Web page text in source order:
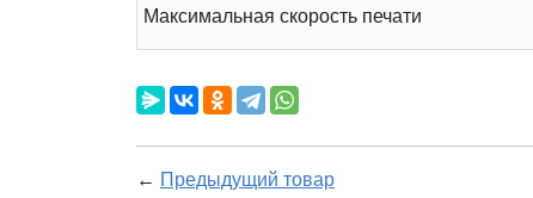
Максимальная скорость печати
← Предыдущий товар